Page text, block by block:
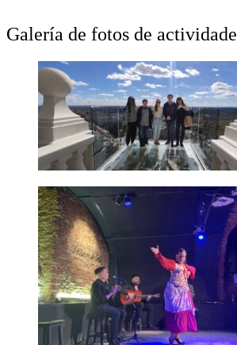
Galería de fotos de